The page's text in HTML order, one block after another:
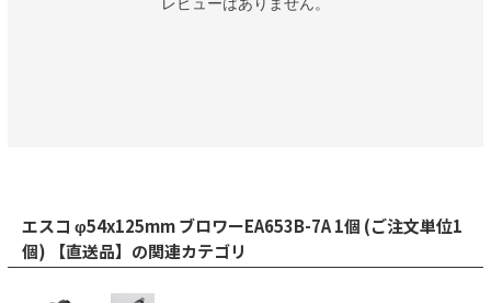
レビューはありません。
エスコ φ54x125mm ブロワーEA653B-7A 1個 (ご注文単位1
個) 【直送品】の関連カテゴリ